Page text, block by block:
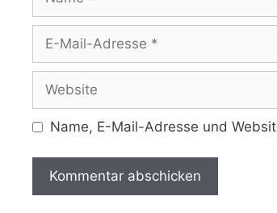
Mail-
Adresse
Name, E-Mail-Adresse und